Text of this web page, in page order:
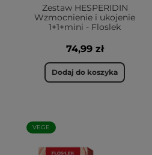
Zestaw HESPERIDIN
Wzmocnienie i ukojenie
1+1+mini - Floslek
74,99 zł
Dodaj do koszyka
VEGE